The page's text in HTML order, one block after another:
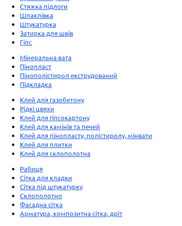
Стяжка підлоги
Шпаклівка
Штукатурка
Затирка для швів
Гіпс
Мінеральна вата
Пінопласт
Пінополістирол екструдований
Підкладка
Клей для газобетону
Рідкі цвяхи
Клей для гіпсокартону
Клей для камінів та печей
Клей для пінопласту, полістиролу, мінвати
Клей для плитки
Клей для склополотна
Рабиця
Сітка для кладки
Сітка під штукатурку
Склополотно
Фасадна сітка
Арматура, композитна сітка, дріт